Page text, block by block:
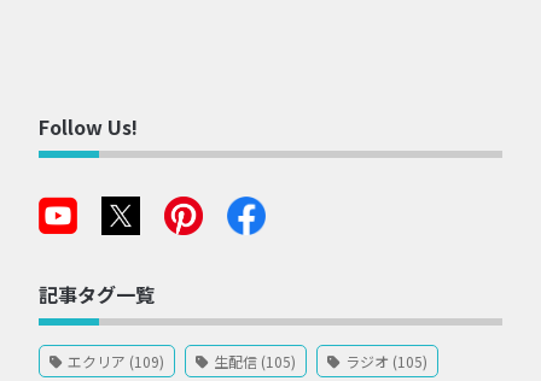
Follow Us!
記事タグ一覧
エクリア (109) 生配信 (105) ラジオ (105)